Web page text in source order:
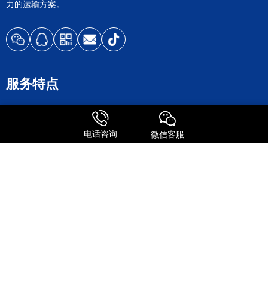
力的运输方案。
服务特点
国际物流
电话咨询 微信客服